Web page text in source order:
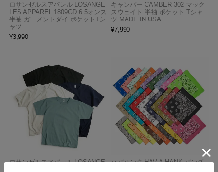
ロサンゼルスアパレル LOSANGE
LES APPAREL 1809GD 6.5オンス
半袖 ガーメントダイ ポケットTシ
ャツ
¥3,990
キャンバー CAMBER 302 マック
スウェイト 半袖 ポケット Tシャ
ツ MADE IN USA
¥7,990
ロサンゼルスアパレル LOSANGE
ハバハンク HAV-A-HANK バンダ